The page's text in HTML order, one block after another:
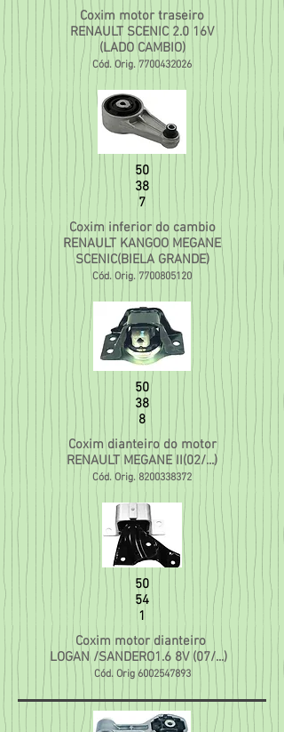
Coxim motor traseiro
RENAULT SCENIC 2.0 16V
(LADO CAMBIO)
Cód. Orig.7700432026
50
38
7
Coxim inferior do cambio
RENAULT KANGOO MEGANE
SCENIC(BIELA GRANDE)
Cód. Orig.7700805120
50
38
8
Coxim dianteiro do motor
RENAULT MEGANE II(02/...)
Cód. Orig. 8200338372
50
54
1
Coxim motor dianteiro
LOGAN /SANDERO1.6 8V (07/...)
Cód. Orig 6002547893